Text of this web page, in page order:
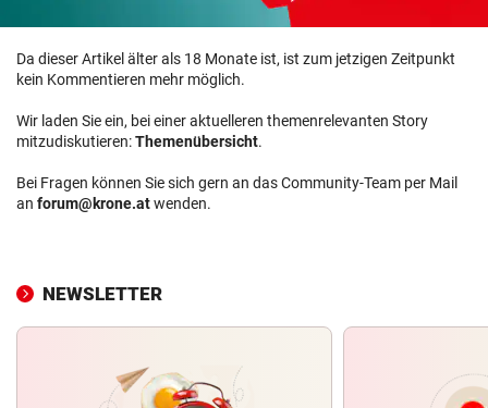
Da dieser Artikel älter als 18 Monate ist, ist zum jetzigen Zeitpunkt
kein Kommentieren mehr möglich.
Wir laden Sie ein, bei einer aktuelleren themenrelevanten Story
mitzudiskutieren:Themenübersicht.
Bei Fragen können Sie sich gern an das Community-Team per Mail
an forum@krone.atwenden.
NEWSLETTER